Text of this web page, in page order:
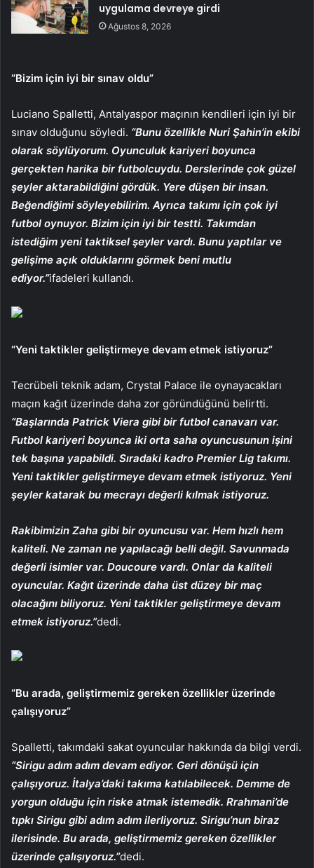
uygulama devreye girdi
Ağustos 8, 2026
“Bizim için iyi bir sınav oldu”
Luciano Spalletti, Antalyaspor maçının kendileri için iyi bir
sınav olduğunu söyledi. “Bunu özellikle Nuri Şahin’in ekibi
olarak söylüyorum. Oyunculuk kariyeri boyunca
gerçekten harika bir futbolcuydu. Derslerinde çok güzel
şeyler aktarabildiğini gördük. Yere düşen bir insan.
Beğendiğimi söyleyebilirim. Ayrıca takımı için çok iyi
futbol oynuyor. Bizim için iyi bir testti. Takımdan
istediğim yeni taktiksel şeyler vardı. Bunu yaptılar ve
gelişime açık olduklarını görmek beni mutlu
ediyor.”ifadeleri kullandı.
“Yeni taktikler geliştirmeye devam etmek istiyoruz”
Tecrübeli teknik adam, Crystal Palace ile oynayacakları
maçın kağıt üzerinde daha zor göründüğünü belirtti.
“Başlarında Patrick Viera gibi bir futbol canavarı var.
Futbol kariyeri boyunca iki orta saha oyuncusunun işini
tek başına yapabildi. Sıradaki kadro Premier Lig takımı.
Yeni taktikler geliştirmeye devam etmek istiyoruz. Yeni
şeyler katarak bu mecrayı değerli kılmak istiyoruz.
Rakibimizin Zaha gibi bir oyuncusu var. Hem hızlı hem
kaliteli. Ne zaman ne yapılacağı belli değil. Savunmada
değerli isimler var. Doucoure vardı. Onlar da kaliteli
oyuncular. Kağıt üzerinde daha üst düzey bir maç
olacağını biliyoruz. Yeni taktikler geliştirmeye devam
etmek istiyoruz.”dedi.
“Bu arada, geliştirmemiz gereken özellikler üzerinde
çalışıyoruz”
Spalletti, takımdaki sakat oyuncular hakkında da bilgi verdi.
“Sirigu adım adım devam ediyor. Geri dönüşü için
çalışıyoruz. İtalya’daki takıma katılabilecek. Demme de
yorgun olduğu için riske atmak istemedik. Rrahmani’de
tıpkı Sirigu gibi adım adım ilerliyoruz. Sirigu’nun biraz
ilerisinde. Bu arada, geliştirmemiz gereken özellikler
üzerinde çalışıyoruz.”dedi.